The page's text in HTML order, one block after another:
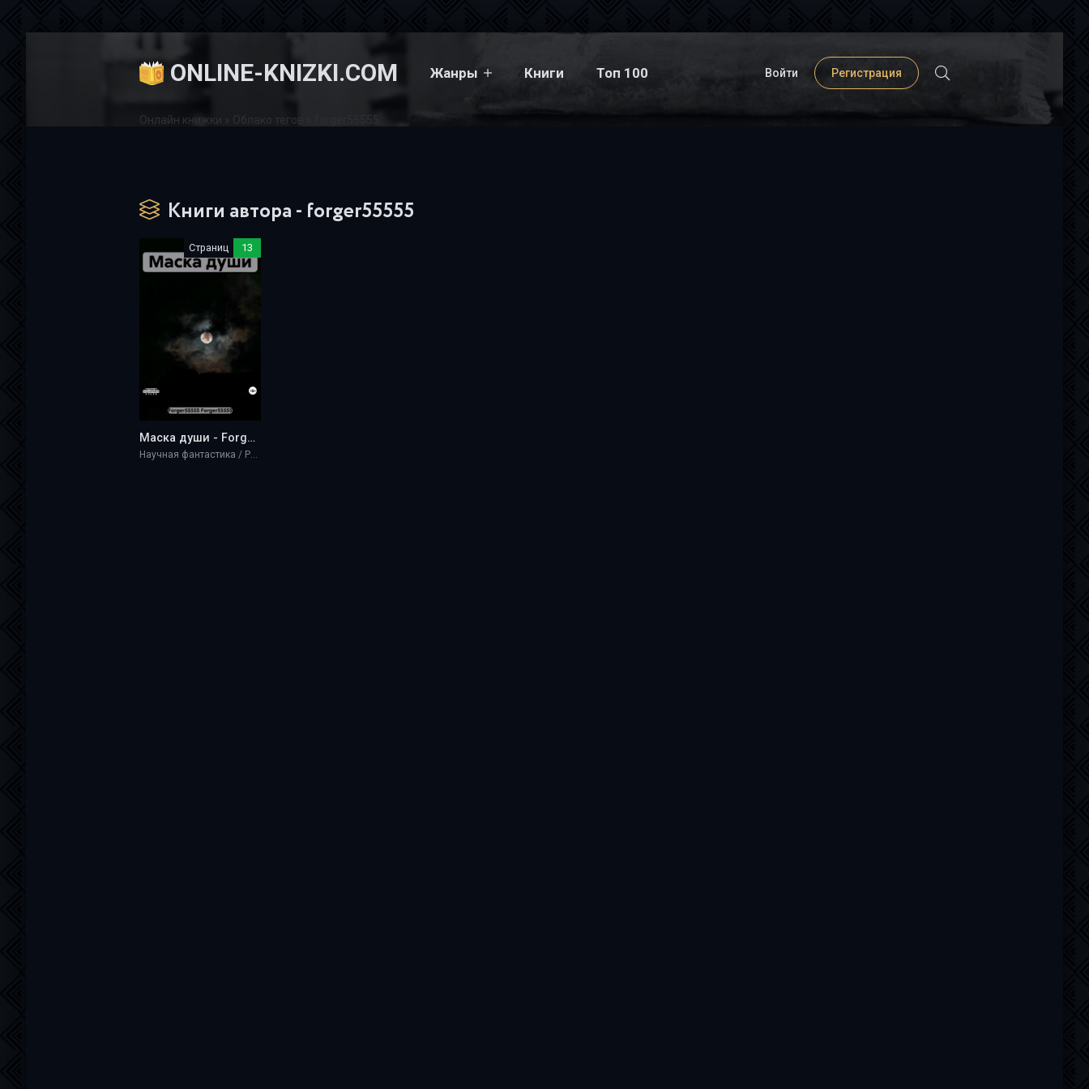
ONLINE-KNIZKI.COM Жанры Книги Топ 100 Войти Регистрация
Онлайн книжки Облако тегов
Книги автора - forger55555
Страниц 13
Маска души - Forger55555
Научная фантастика / Разная литература / Фэнтези